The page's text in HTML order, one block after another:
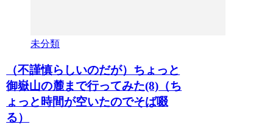
未分類
（不謹慎らしいのだが）ちょっと
御嶽山の麓まで行ってみた(8)（ち
ょっと時間が空いたのでそば啜
る）